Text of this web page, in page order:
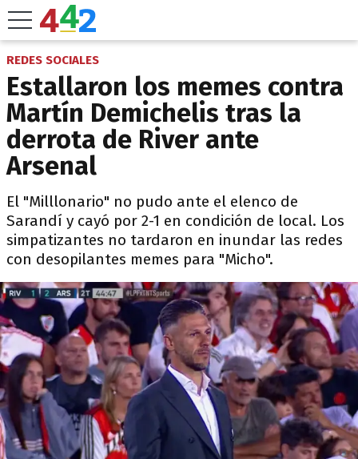
REDES SOCIALES
Estallaron los memes contra
Martín Demichelis tras la
derrota de River ante
Arsenal
El "Milllonario" no pudo ante el elenco de
Sarandí y cayó por 2-1 en condición de local. Los
simpatizantes no tardaron en inundar las redes
con desopilantes memes para "Micho".